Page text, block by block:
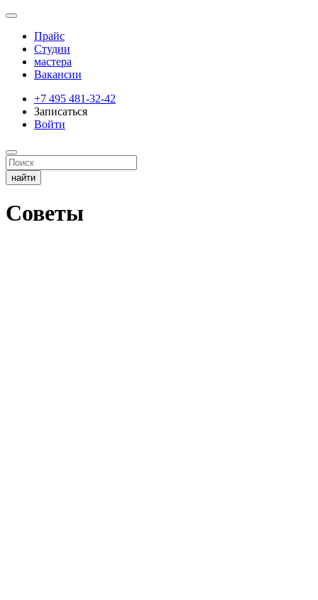
Прайс
Студии
мастера
Вакансии
+7 495 481-32-42
Записаться
Войти
Советы